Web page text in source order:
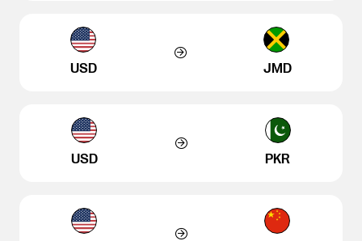
USD JMD
USD PKR